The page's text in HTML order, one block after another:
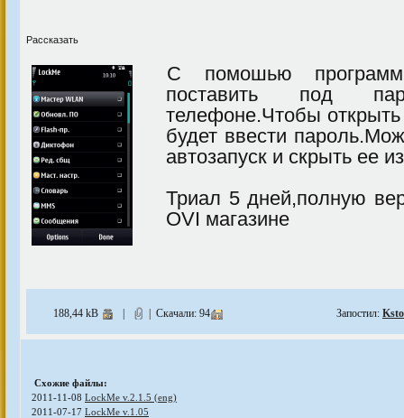
Рассказать
С помошью
поставить под
телефоне.Чтобы
будет ввести
автозапуск и скрыть ее
Триал 5 дней,полную
OVI магазине
188,44 kB | | Скачали: 94 Запостил:
Схожие файлы:
2011-11-08 LockMe v.2.1.5 (eng)
2011-07-17 LockMe v.1.05